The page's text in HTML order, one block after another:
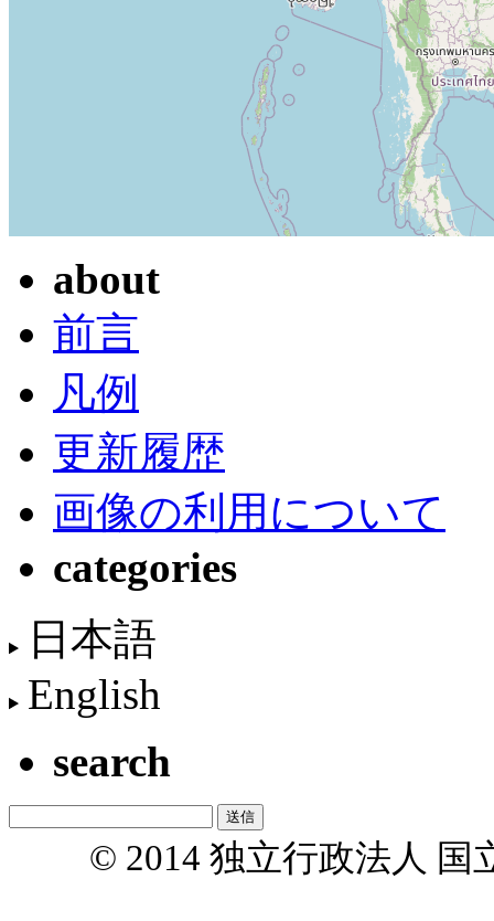
about
前言
凡例
更新履歴
画像の利用について
categories
日本語
English
search
© 2014 独立行政法人 国